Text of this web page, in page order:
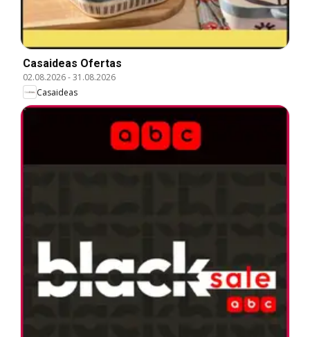
Casaideas Ofertas
02.08.2026-31.08.2026
Casaideas